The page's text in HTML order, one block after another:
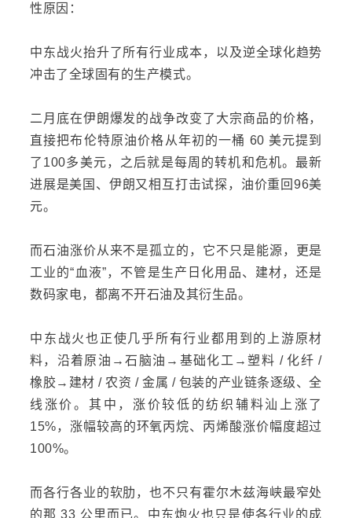
性原因：
中东战火抬升了所有行业成本，以及逆全球化趋势
冲击了全球固有的生产模式。
二月底在伊朗爆发的战争改变了大宗商品的价格，
直接把布伦特原油价格从年初的一桶 60 美元提到
了100多美元，之后就是每周的转机和危机。最新
进展是美国、伊朗又相互打击试探，油价重回96美
元。
而石油涨价从来不是孤立的，它不只是能源，更是
工业的“血液”，不管是生产日化用品、建材，还是
数码家电，都离不开石油及其衍生品。
中东战火也正使几乎所有行业都用到的上游原材
料，沿着原油→石脑油→基础化工→塑料 / 化纤 /
橡胶→建材 / 农资 / 金属 / 包装的产业链条逐级、全
线涨价。其中，涨价较低的纺织辅料汕上涨了
15%，涨幅较高的环氧丙烷、丙烯酸涨价幅度超过
100%。
而各行各业的软肋，也不只有霍尔木兹海峡最窄处
的那 33 公里而已。中东炮火也只是使各行业的成